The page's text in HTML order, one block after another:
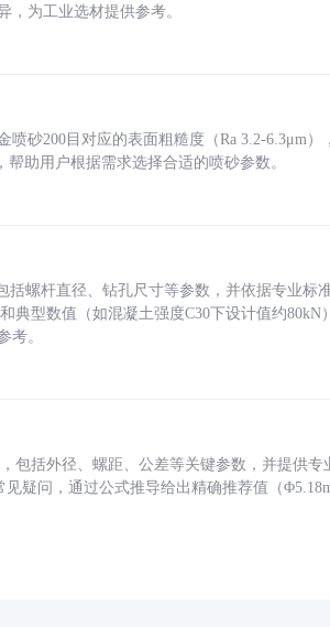
为工业选材提供参考。
砂200目对应的表面粗糙度（Ra 3.2-6.3μm）
助用户根据需求选择合适的喷砂参数。
螺杆直径、钻孔尺寸等参数，并依据专业标
典型数值（如混凝土强度C30下设计值约80kN
考。
包括外径、螺距、公差等关键参数，并提供专
见疑问，通过公式推导给出精确推荐值（